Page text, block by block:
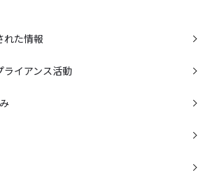
れた情報
イアンス活動